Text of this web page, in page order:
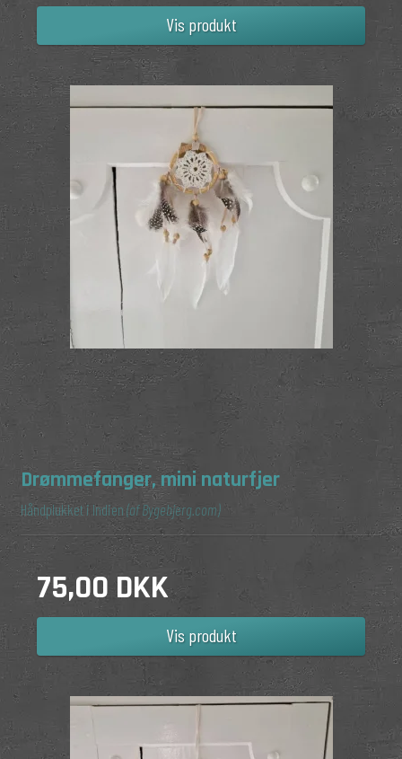
Vis produkt
Drømmefanger, mini naturfjer
Håndplukket i Indien(af Bygebjerg.com)
75,00 DKK
Vis produkt